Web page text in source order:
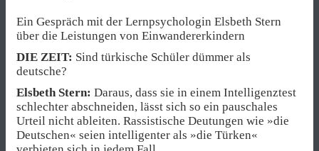
Ein Gespräch mit der Lernpsychologin Elsbeth Stern
über die Leistungen von Einwandererkindern
DIE ZEIT: Sind türkische Schüler dümmer als
deutsche?
Elsbeth Stern: Daraus, dass sie in einem Intelligenztest
schlechter abschneiden, lässt sich so ein pauschales
Urteil nicht ableiten. Rassistische Deutungen wie »die
Deutschen« seien intelligenter als »die Türken«